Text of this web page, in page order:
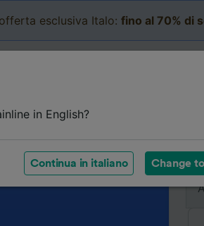
esclusiva Italo: fino al 70% di
Le
in English?
Continua in italiano Change